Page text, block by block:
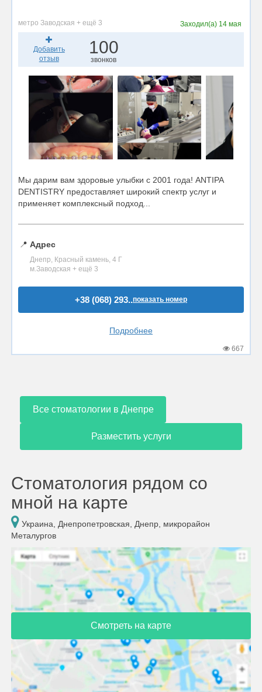
метро Заводская + ещё 3 Заходил(а) 14 мая
Добавить
отзыв
100
звонков
Мы дарим вам здоровые улыбки с 2001 года! ANTIPA
DENTISTRY предоставляет широкий спектр услуг и
применяет комплексный подход...
📍 Адрес
Днепр, Красный камень, 4 Г
м.Заводская + ещё 3
+38 (068) 293..показать номер
Подробнее
667
Все стоматологии в Днепре
Разместить услуги
Стоматология рядом со
мной на карте
Украина, Днепропетровская, Днепр, микрорайон
Металургов
Смотреть на карте